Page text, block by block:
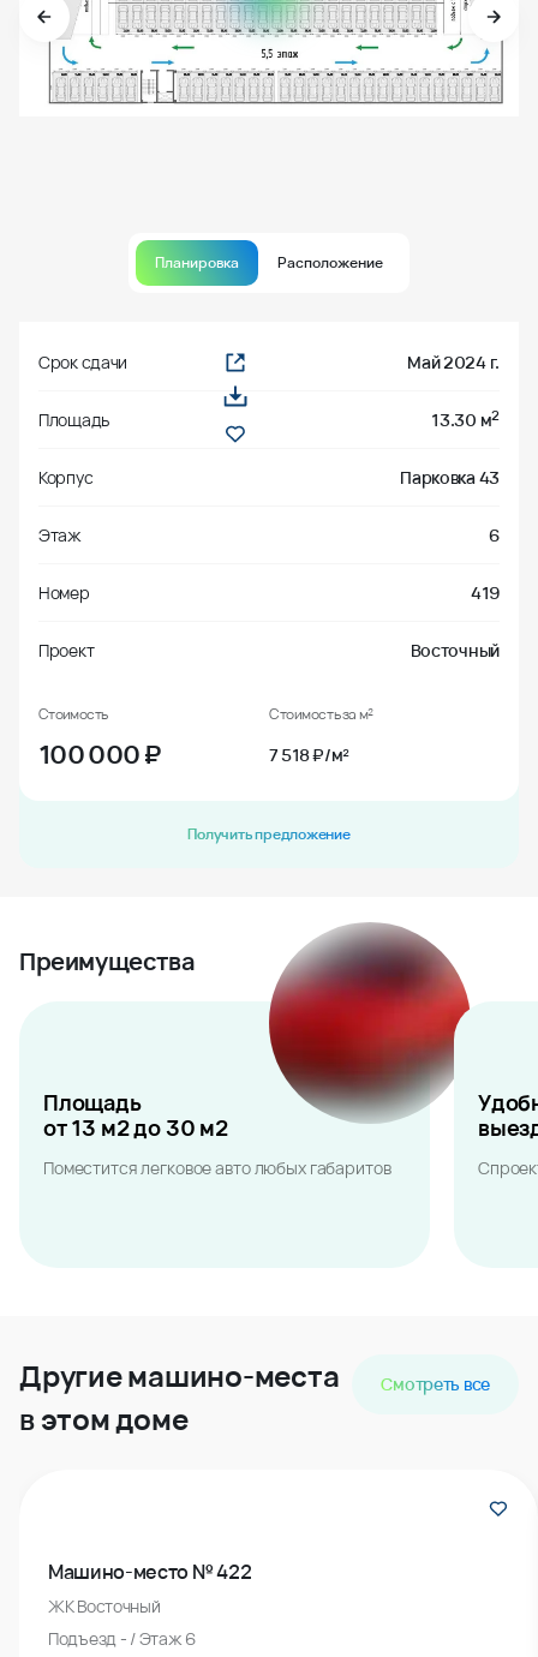
Планировка Расположение
Срок сдачи Май 2024 г.
Площадь 13.30 м2
Корпус Парковка 43
Этаж 6
Номер 419
Проект Восточный
Стоимость
100 000₽
Стоимость за м²
7 518 ₽/м²
Получить предложение
Преимущества
Площадь
от 13 м2 до 30 м2
Поместится легковое авто любых габаритов
Другие машино-места
в этом доме
Смотреть все
Машино-место № 422
ЖК Восточный
Подъезд - / Этаж 6